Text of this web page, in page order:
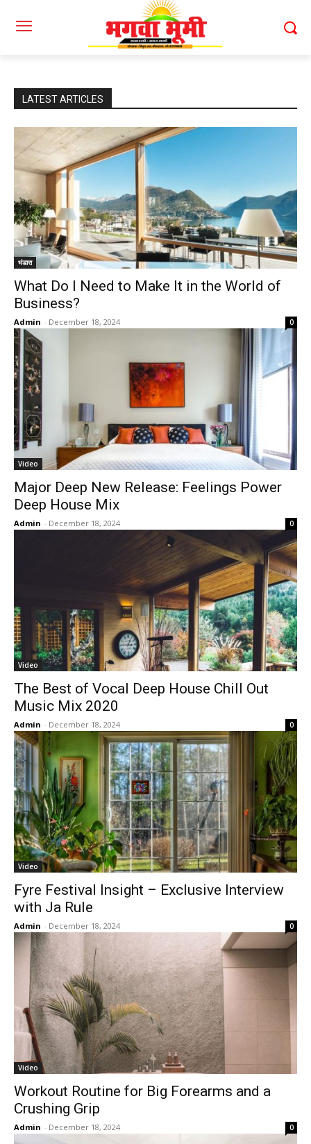
LATEST ARTICLES
भंडारा
What Do I Need to Make It in the World of
Business?
Admin - December 18, 2024 0
Video
Major Deep New Release: Feelings Power
Deep House Mix
Admin - December 18, 2024 0
Video
The Best of Vocal Deep House Chill Out
Music Mix 2020
Admin - December 18, 2024 0
Video
Fyre Festival Insight – Exclusive Interview
with Ja Rule
Admin - December 18, 2024 0
Video
Workout Routine for Big Forearms and a
Crushing Grip
Admin - December 18, 2024 0